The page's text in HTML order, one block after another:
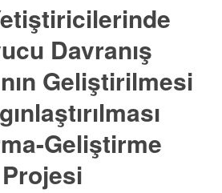
Davranış
Geliştirilmesi
Geliştirme
Projesi